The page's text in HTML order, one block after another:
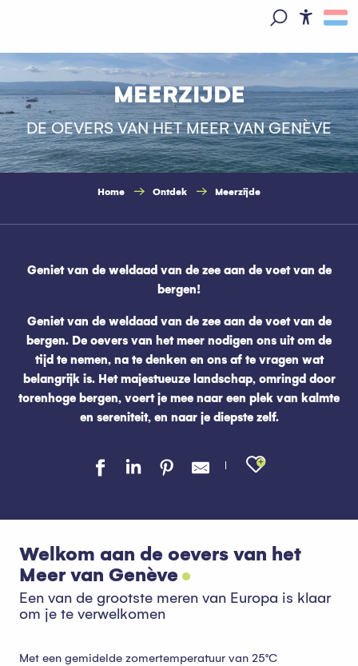
principal
MEERZIJDE
DE OEVERS VAN HET MEER VAN GENÈVE
Home Ontdek Meerzijde
Geniet van de weldaad van de zee aan de voet van de
bergen!
Geniet van de weldaad van de zee aan de voet van de
bergen. De oevers van het meer nodigen ons uit om de
tijd te nemen, na te denken en ons af te vragen wat
belangrijk is. Het majestueuze landschap, omringd door
torenhoge bergen, voert je mee naar een plek van kalmte
en sereniteit, en naar je diepste zelf.
Ajouter
Welkom aan de oevers van het
Meer van Genève
Een van de grootste meren van Europa is klaar
om je te verwelkomen
Met een gemidelde zomertemperatuur van 25°C